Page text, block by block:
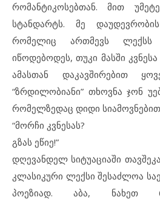
რომანტიკოსებთან. მით
სტანდარტს. მე
რომელიც ართმევს ლექსს
იწოდებოდეს, თუკი მასში
ამასთან დაკავშირებით
“ზრდილობიანი” თხოვნა ჯონ
რომელზედაც დიდი
“მორჩი კვნესას?
გზას ეწიე!”
დღევანდელ სიტუაციაში
კლასიკური ლექსი შესაძლოა
პოეზიად. აბა, ნახეთ